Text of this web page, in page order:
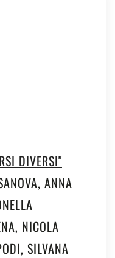
DIVERSI"
ANNA
NICOLA
SILVANA